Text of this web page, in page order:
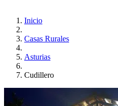
Inicio
Casas Rurales
Asturias
Cudillero